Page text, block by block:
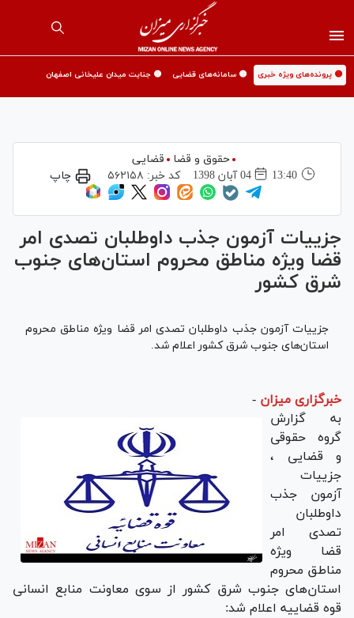
🟡 پرونده‌های ویژه خبری 🟡 سامانه‌های قضایی 🟡 جنایت میدان علیخانی اصفهان
حقوق و قضا
قضایی
13:40
04 آبان 1398 کد خبر: ۵۶۲۱۵۸ چاپ
جزییات آزمون جذب داوطلبان تصدی امر
قضا ویژه مناطق محروم استان‌های جنوب
شرق کشور
جزییات آزمون جذب داوطلبان تصدی امر قضا ویژه مناطق محروم
استان‌های جنوب شرق کشور اعلام شد.
خبرگزاری میزان -
به گزارش
گروه حقوقی
و قضایی ،
جزییات
آزمون جذب
داوطلبان
تصدی امر
قضا ویژه
مناطق محروم
استان‌های جنوب شرق کشور از سوی معاونت منابع انسانی
قوه قضاییه اعلام شد: